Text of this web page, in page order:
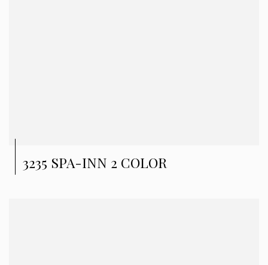
3235 SPA-INN 2 COLOR